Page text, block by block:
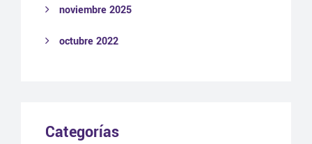
noviembre 2025
octubre 2022
Categorías